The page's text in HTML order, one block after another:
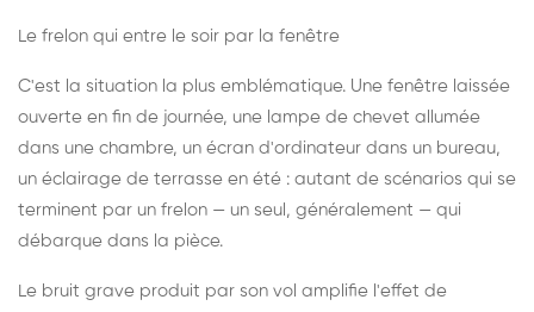
Le frelon qui entre le soir par la fenêtre
C'est la situation la plus emblématique. Une fenêtre laissée
ouverte en fin de journée, une lampe de chevet allumée
dans une chambre, un écran d'ordinateur dans un bureau,
un éclairage de terrasse en été : autant de scénarios qui se
terminent par un frelon — un seul, généralement — qui
débarque dans la pièce.
Le bruit grave produit par son vol amplifie l'effet de